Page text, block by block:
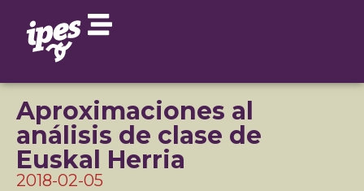
Aproximaciones al
análisis de clase de
Euskal Herria
2018-02-05